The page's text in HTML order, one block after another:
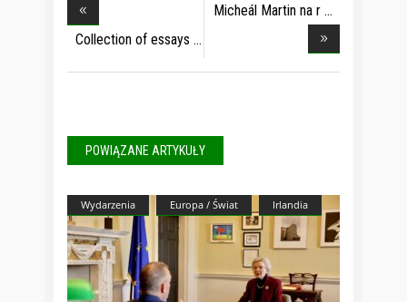
Collection of essays
Micheál Martin na r
POWIĄZANE ARTYKUŁY
Wydarzenia Europa / Świat Irlandia